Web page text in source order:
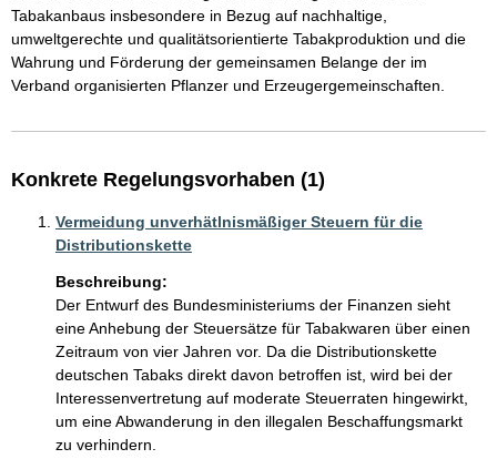
Tabakanbaus insbesondere in Bezug auf nachhaltige,
umweltgerechte und qualitätsorientierte Tabakproduktion und die
Wahrung und Förderung der gemeinsamen Belange der im
Verband organisierten Pflanzer und Erzeugergemeinschaften.
Konkrete Regelungsvorhaben (1)
Vermeidung unverhätlnismäßiger Steuern für die
Distributionskette
Beschreibung:
Der Entwurf des Bundesministeriums der Finanzen sieht
eine Anhebung der Steuersätze für Tabakwaren über einen
Zeitraum von vier Jahren vor. Da die Distributionskette
deutschen Tabaks direkt davon betroffen ist, wird bei der
Interessenvertretung auf moderate Steuerraten hingewirkt,
um eine Abwanderung in den illegalen Beschaffungsmarkt
zu verhindern.